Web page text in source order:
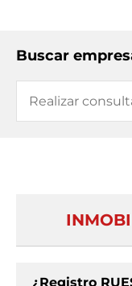
Buscar
¿Registro